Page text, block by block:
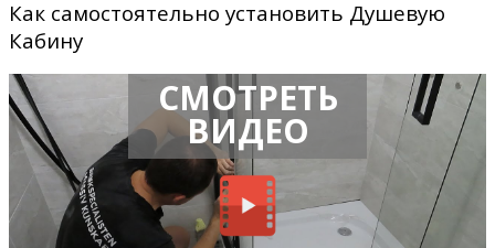
Как самостоятельно установить Душевую
Кабину
СМОТРЕТЬ
ВИДЕО